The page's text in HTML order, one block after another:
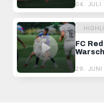
04. JULI
FC
29. JUNI